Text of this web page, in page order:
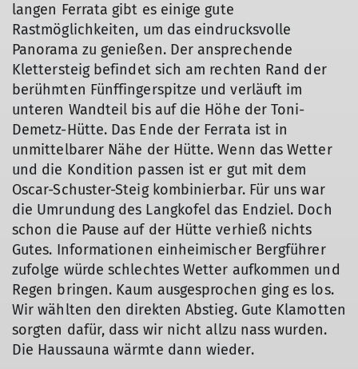
langen Ferrata gibt es einige gute
Rastmöglichkeiten, um das eindrucksvolle
Panorama zu genießen. Der ansprechende
Klettersteig befindet sich am rechten Rand der
berühmten Fünffingerspitze und verläuft im
unteren Wandteil bis auf die Höhe der Toni-
Demetz-Hütte. Das Ende der Ferrata ist in
unmittelbarer Nähe der Hütte. Wenn das Wetter
und die Kondition passen ist er gut mit dem
Oscar-Schuster-Steig kombinierbar. Für uns war
die Umrundung des Langkofel das Endziel. Doch
schon die Pause auf der Hütte verhieß nichts
Gutes. Informationen einheimischer Bergführer
zufolge würde schlechtes Wetter aufkommen und
Regen bringen. Kaum ausgesprochen ging es los.
Wir wählten den direkten Abstieg. Gute Klamotten
sorgten dafür, dass wir nicht allzu nass wurden.
Die Haussauna wärmte dann wieder.